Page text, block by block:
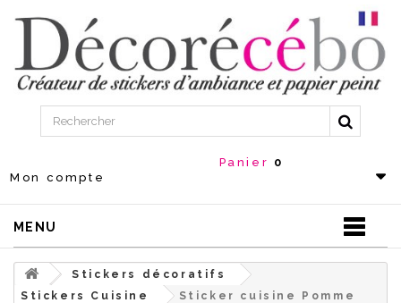
Mon compte
Panier 0
MENU
Stickers décoratifs
Stickers Cuisine
Sticker cuisine Pomme